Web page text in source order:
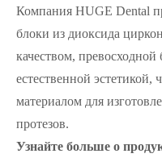
Компания HUGE Dental
блоки из диоксида
качеством,
естественной эстетикой,
материалом для
протезов.
Узнайте больше о